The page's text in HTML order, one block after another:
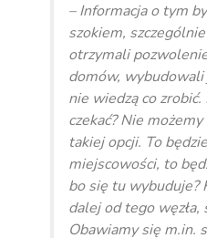
– Informacja o tym
szokiem,
otrzymali
domów,
nie wiedzą co
czekać? Nie
takiej opcji. To
miejscowości, to
bo się tu wybuduje?
dalej od tego węzła,
Obawiamy się m.in.